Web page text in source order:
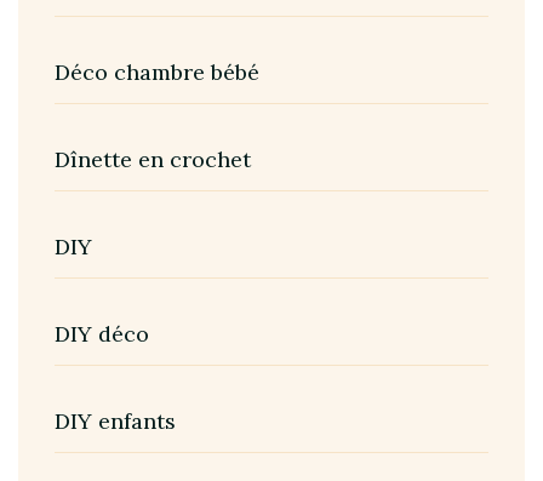
Déco chambre bébé
Dînette en crochet
DIY
DIY déco
DIY enfants